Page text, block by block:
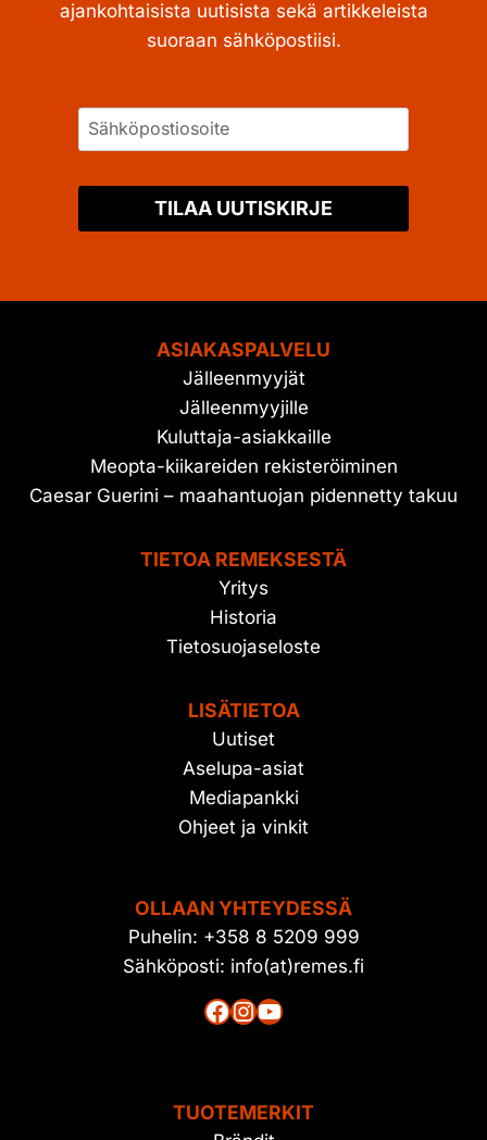
ajankohtaisista uutisista sekä artikkeleista
suoraan sähköpostiisi.
TILAA UUTISKIRJE
ASIAKASPALVELU
Jälleenmyyjät
Jälleenmyyjille
Kuluttaja-asiakkaille
Meopta-kiikareiden rekisteröiminen
Caesar Guerini – maahantuojan pidennetty takuu
TIETOA REMEKSESTÄ
Yritys
Historia
Tietosuojaseloste
LISÄTIETOA
Uutiset
Aselupa-asiat
Mediapankki
Ohjeet ja vinkit
OLLAAN YHTEYDESSÄ
Puhelin: +358 8 5209 999
Sähköposti: info(at)remes.fi
Facebook
Instagram
YouTube
TUOTEMERKIT